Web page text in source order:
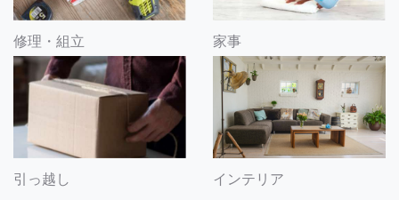
修理・組立 家事
引っ越し インテリア